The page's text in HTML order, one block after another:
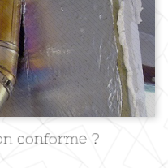
conforme ?